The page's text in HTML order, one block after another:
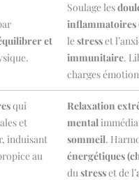
et
Soulage les
inflammatoires
lestresset
immunitaire.
charges
qui
et
induisant
au
Relaxation
mental
sommeil.
énergétiques
dustresset de l’